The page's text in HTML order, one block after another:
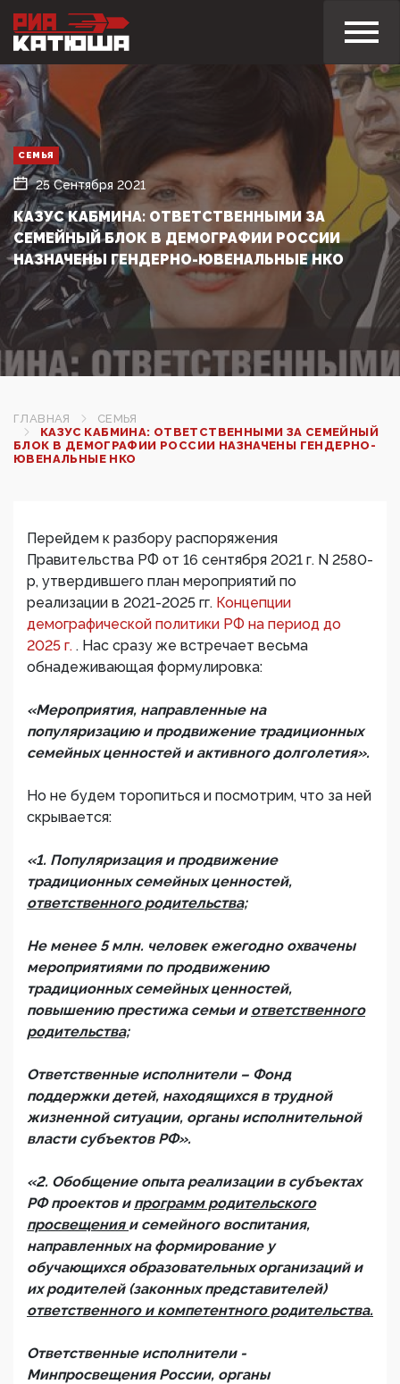
СЕМЬЯ
25 Сентября 2021
КАЗУС КАБМИНА: ОТВЕТСТВЕННЫМИ ЗА
СЕМЕЙНЫЙ БЛОК В ДЕМОГРАФИИ РОССИИ
НАЗНАЧЕНЫ ГЕНДЕРНО-ЮВЕНАЛЬНЫЕ НКО
ГЛАВНАЯ
СЕМЬЯ
КАЗУС КАБМИНА: ОТВЕТСТВЕННЫМИ ЗА СЕМЕЙНЫЙ
БЛОК В ДЕМОГРАФИИ РОССИИ НАЗНАЧЕНЫ ГЕНДЕРНО-
ЮВЕНАЛЬНЫЕ НКО
Перейдем к разбору распоряжения
Правительства РФ от 16 сентября 2021 г. N 2580-
р, утвердившего план мероприятий по
реализации в 2021-2025 гг. Концепции
демографической политики РФ на период до
2025 г. . Нас сразу же встречает весьма
обнадеживающая формулировка:
«Мероприятия, направленные на
популяризацию и продвижение традиционных
семейных ценностей и активного долголетия».
Но не будем торопиться и посмотрим, что за ней
скрывается:
«1. Популяризация и продвижение
традиционных семейных ценностей,
ответственного родительства;
Не менее 5 млн. человек ежегодно охвачены
мероприятиями по продвижению
традиционных семейных ценностей,
повышению престижа семьи и ответственного
родительства;
Ответственные исполнители – Фонд
поддержки детей, находящихся в трудной
жизненной ситуации, органы исполнительной
власти субъектов РФ».
«2. Обобщение опыта реализации в субъектах
РФ проектов и программ родительского
просвещения и семейного воспитания,
направленных на формирование у
обучающихся образовательных организаций и
их родителей (законных представителей)
ответственного и компетентного родительства.
Ответственные исполнители -
Минпросвещения России, органы